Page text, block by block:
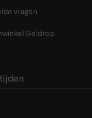
vragen
Geldrop